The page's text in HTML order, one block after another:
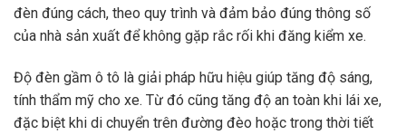
đèn đúng cách, theo quy trình và đảm bảo đúng thông số
của nhà sản xuất để không gặp rắc rối khi đăng kiểm xe.
Độ đèn gầm ô tô là giải pháp hữu hiệu giúp tăng độ sáng,
tính thẩm mỹ cho xe. Từ đó cũng tăng độ an toàn khi lái xe,
đặc biệt khi di chuyển trên đường đèo hoặc trong thời tiết